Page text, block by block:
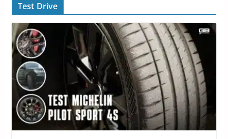
Test Drive